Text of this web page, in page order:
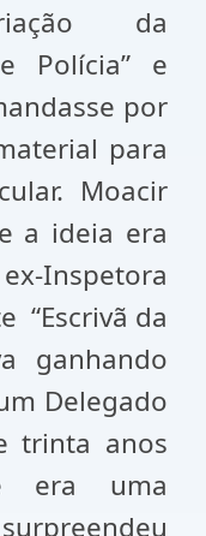
da
Polícia” e
por
para
Moacir
a ideia era
Inspetora
“Escrivã da
ganhando
Delegado
trinta anos
era uma